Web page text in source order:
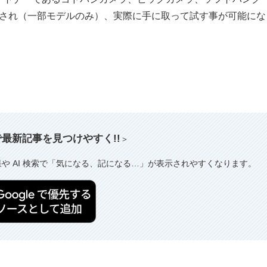
れ（一部モデルのみ）、実際に手に取って試す事が可能にな
新記事を見つけやすく!! ＞
AI 検索で「気になる、記になる…」が表示されやすくなります。